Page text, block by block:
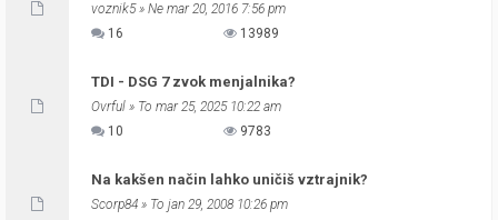
voznik5» Ne mar 20, 2016 7:56 pm
16
13989
TDI - DSG 7 zvok menjalnika?
Ovrful » To mar 25, 2025 10:22 am
10
9783
Na kakšen način lahko uničiš vztrajnik?
Scorp84 » To jan 29, 2008 10:26 pm